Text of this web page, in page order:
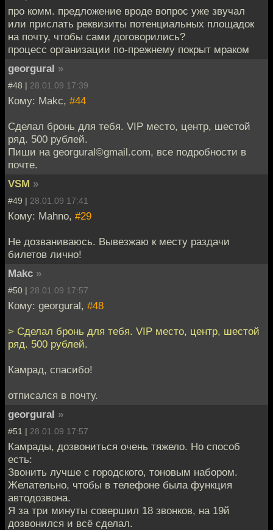
про комм. предложение вроде вопрос уже звучал
или прислать реквизиты потенциальных площадок
на почту, чтобы сами договорились?
процесс организации по-прежнему покрыт мраком
georgural »
#48 | 28.01.09 17:39
Кому: Makc, #44
Сделал бронь для тебя. VIP место, центр, шестой
ряд. 500 рублей.
Пиши на georgural©gmail.com, все подробности в
почте.
VSM »
#49 | 28.01.09 17:41
Кому: Mahno, #29
Не дозваниваюсь. Вывезжаю к месту раздачи
билетов лично!
Makc »
#50 | 28.01.09 17:57
Кому: georgural, #48
> Сделал бронь для тебя. VIP место, центр, шестой
ряд. 500 рублей.
Камрад, спасибо!
отписался в почту.
georgural »
#51 | 28.01.09 17:57
Камрады, дозвониться очень тяжело. Но способ
есть:
Звонить лучше с городского, тоновым набором.
Желательно, чтобы в телефоне была функция
автодозвона.
Я за три минуты совершил 18 звонков, на 19й
дозвонился и всё сделал.